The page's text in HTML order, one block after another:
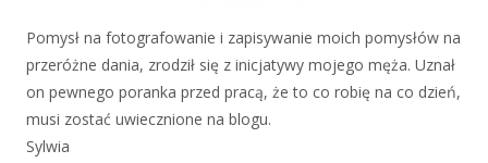
Pomysł na fotografowanie i zapisywanie moich pomysłów na
przeróżne dania, zrodził się z inicjatywy mojego męża. Uznał
on pewnego poranka przed pracą, że to co robię na co dzień,
musi zostać uwiecznione na blogu.
Sylwia